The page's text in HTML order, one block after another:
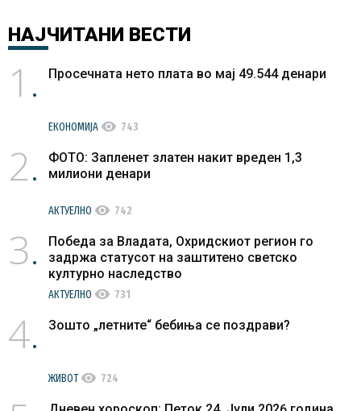
НАЈЧИТАНИ ВЕСТИ
1 Просечната нето плата во мај 49.544 денари
ЕКОНОМИЈА visibility 743
2
ФОТО: Запленет златен накит вреден 1,3
милиони денари
АКТУЕЛНО visibility 742
3
Победа за Владата, Охридскиот регион го
задржа статусот на заштитено светско
културно наследство
АКТУЕЛНО visibility 731
4 Зошто „летните“ бебиња се поздрави?
ЖИВОТvisibility 724